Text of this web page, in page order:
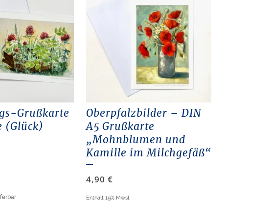
Grußkarte
(Glück)
Oberpfalzbilder – DIN
A5 Grußkarte
„Mohnblumen und
Kamille im Milchgefäß“
4,90 €
Enthält 19% Mwst